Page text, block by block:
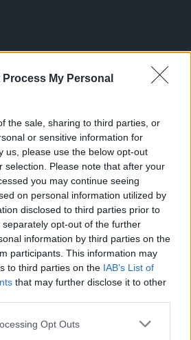
Process My Personal
the sale, sharing to third parties, or
or sensitive information for
us, please use the below opt-out
selection. Please note that after your
you may continue seeing
on personal information utilized by
disclosed to third parties prior to
opt-out of the further
information by third parties on the
participants. This information may
to third parties on the IAB’s List of
that may further disclose it to other
app uses one or more Google
Opt Outs
már szegény macskával a
ne várjon tovább
már nincs köztünk.
pont annyira élő és
jön a dobozból, mint
Tele kétségekkel. Az is
se Schrödinger nem
este, viszont a kérdéseim és
táncos igen.” (Fülöp